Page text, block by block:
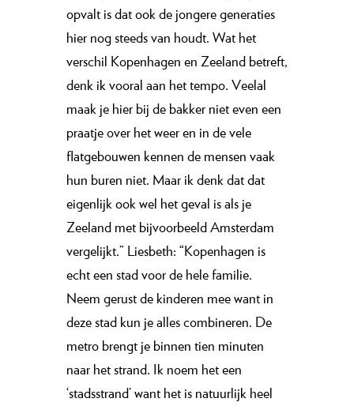
opvalt is dat ook de jongere generaties
hier nog steeds van houdt. Wat het
verschil Kopenhagen en Zeeland betreft,
denk ik vooral aan het tempo. Veelal
maak je hier bij de bakker niet even een
praatje over het weer en in de vele
flatgebouwen kennen de mensen vaak
hun buren niet. Maar ik denk dat dat
eigenlijk ook wel het geval is als je
Zeeland met bijvoorbeeld Amsterdam
vergelijkt.” Liesbeth: “Kopenhagen is
echt een stad voor de hele familie.
Neem gerust de kinderen mee want in
deze stad kun je alles combineren. De
metro brengt je binnen tien minuten
naar het strand. Ik noem het een
‘stadsstrand’ want het is natuurlijk heel